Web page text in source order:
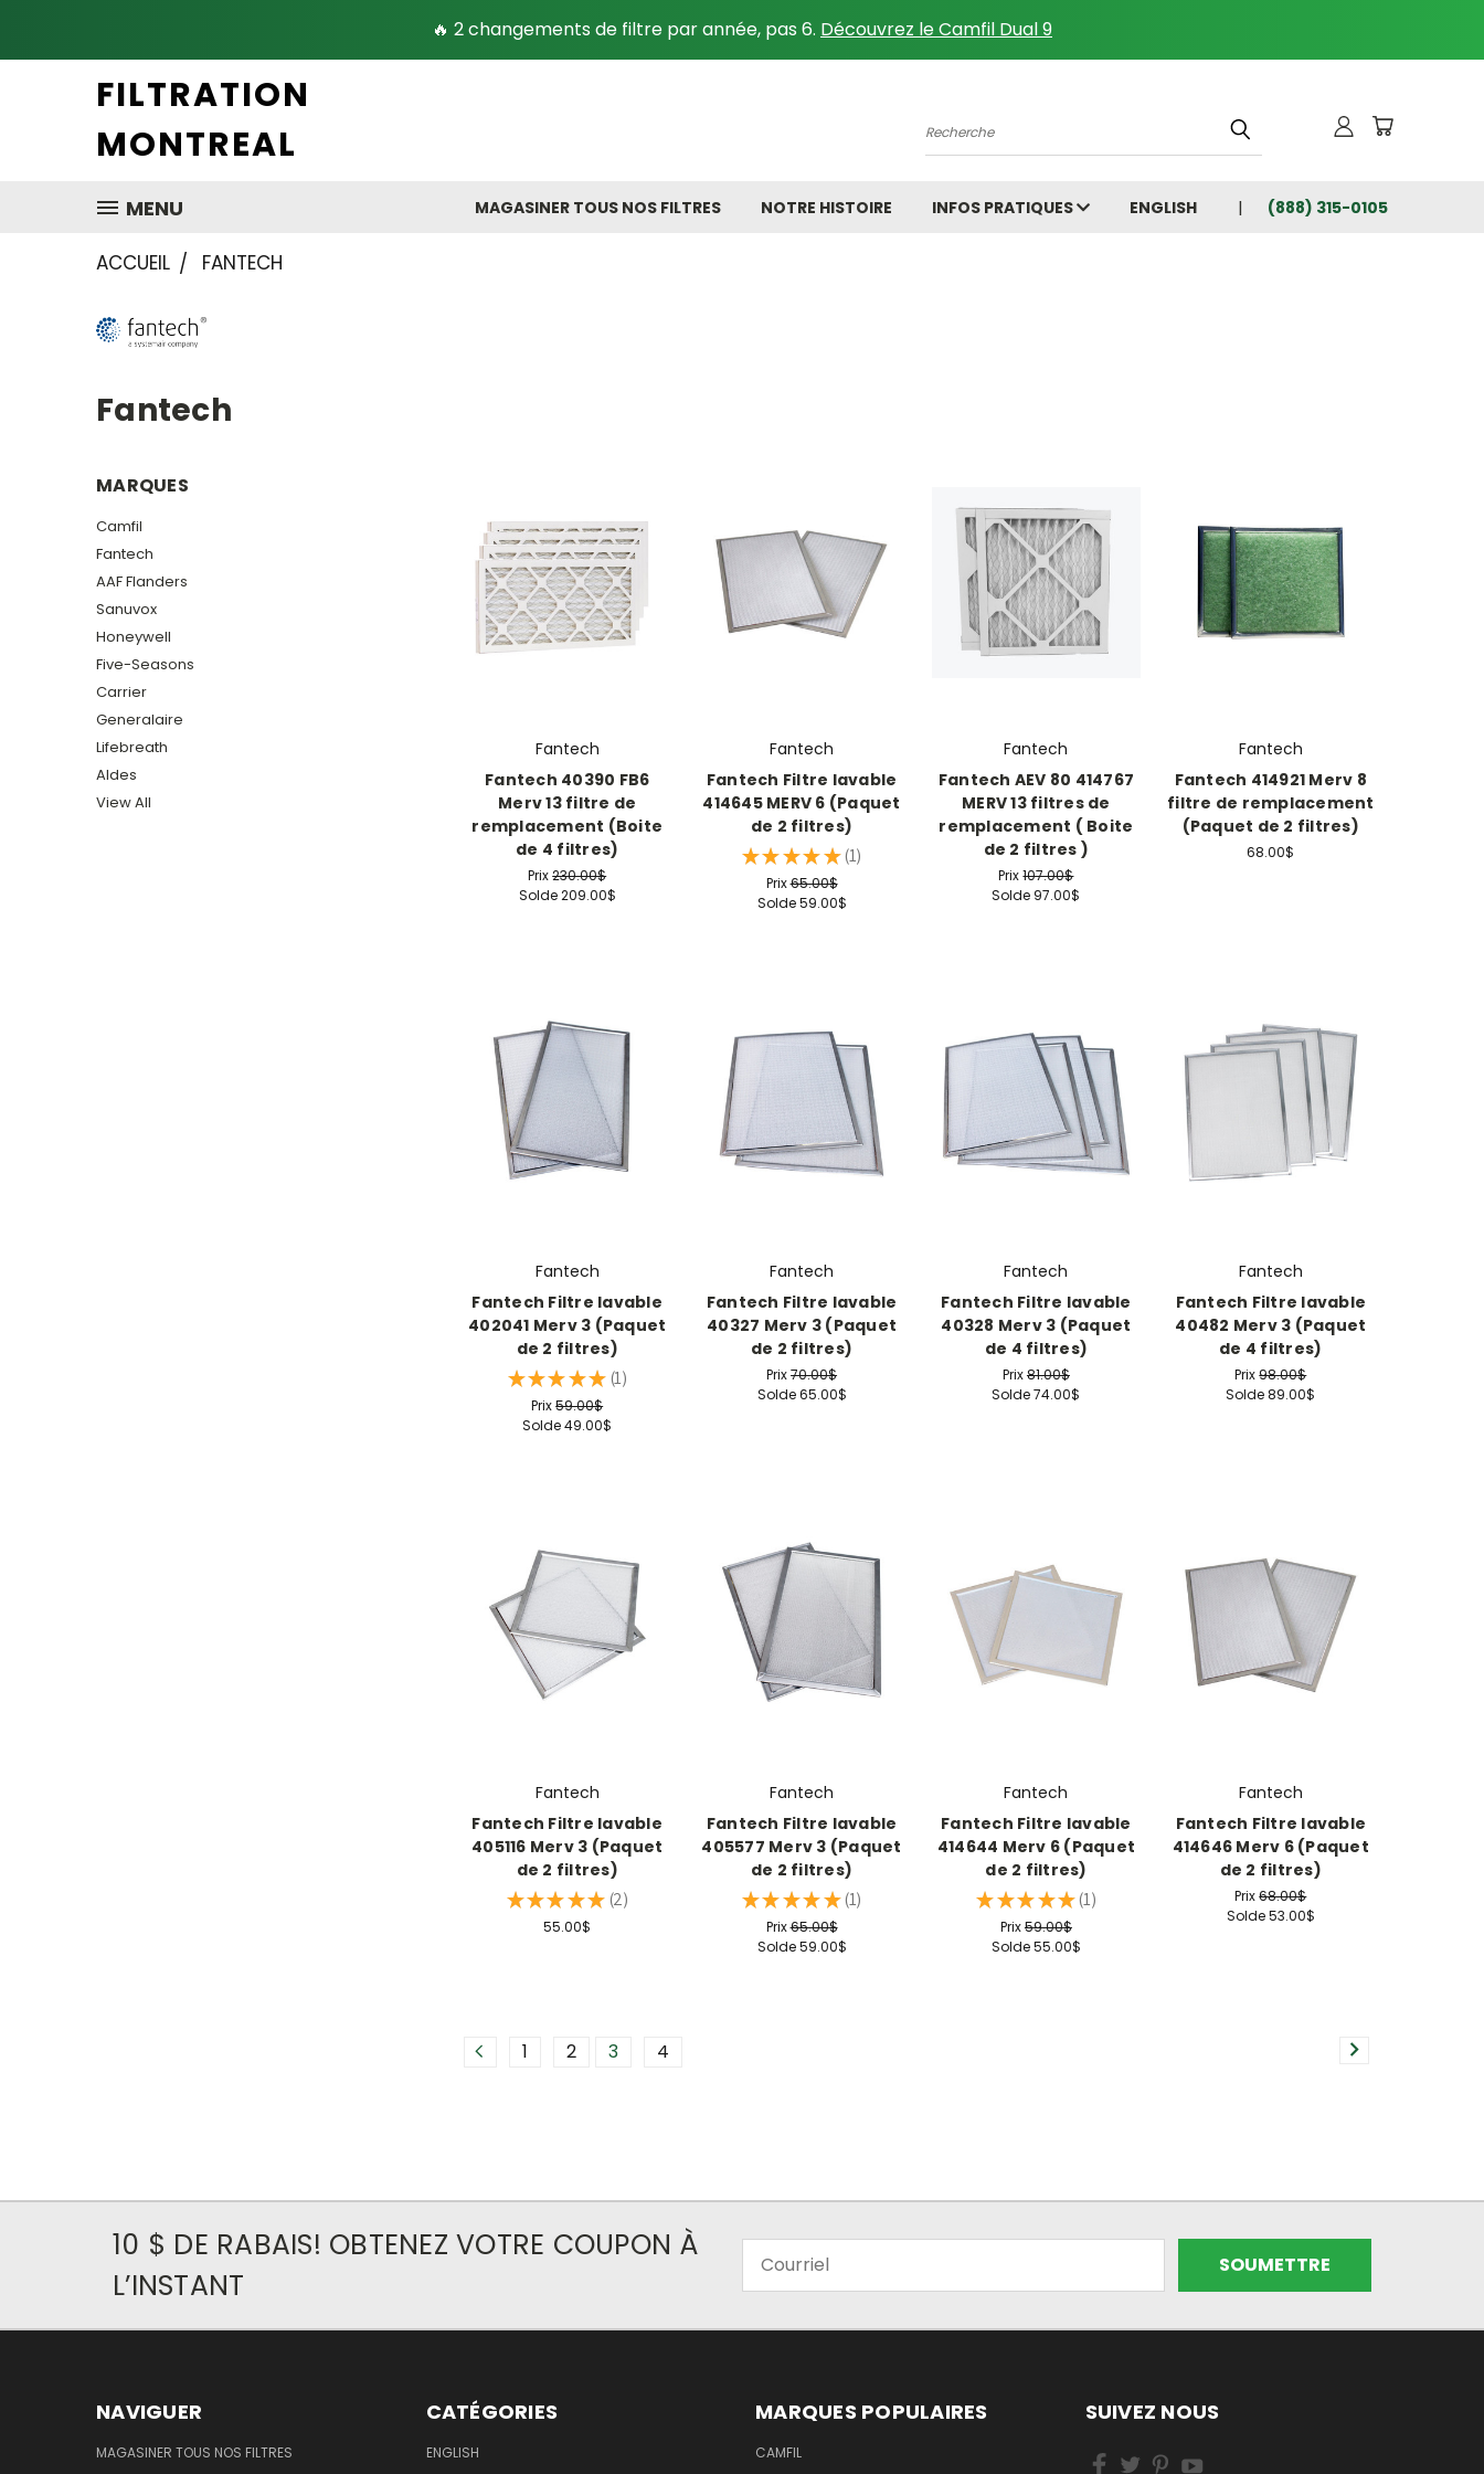
🔥 2 changements de filtre par année, pas 6. Découvrez le Camfil Dual 9
FILTRATION
MONTREAL
Recherche
MENU MAGASINER TOUS NOS FILTRES NOTRE HISTOIRE INFOS PRATIQUES ENGLISH (888) 315-0105
ACCUEIL FANTECH
Fantech
MARQUES
Camfil
Fantech
AAF Flanders
Sanuvox
Honeywell
Five-Seasons
Carrier
Generalaire
Lifebreath
Aldes
View All
Fantech
Fantech 40390 FB6
Merv 13 filtre de
remplacement (Boite
de 4 filtres)
Prix230.00$
Solde209.00$
Fantech
Fantech Filtre lavable
414645 MERV 6 (Paquet
de 2 filtres)
★ ★ ★ ★ ★ 1
1
Prix65.00$
Solde59.00$
Fantech
Fantech AEV 80 414767
MERV 13 filtres de
remplacement ( Boite
de 2 filtres )
Prix107.00$
Solde 97.00$
Fantech
Fantech 414921 Merv 8
filtre de remplacement
(Paquet de 2 filtres)
68.00$
Fantech
Fantech Filtre lavable
402041 Merv 3 (Paquet
de 2 filtres)
★ ★ ★ ★ ★ 1
1
Prix59.00$
Solde49.00$
Fantech
Fantech Filtre lavable
40327 Merv 3 (Paquet
de 2 filtres)
Prix70.00$
Solde65.00$
Fantech
Fantech Filtre lavable
40328 Merv 3 (Paquet
de 4 filtres)
Prix81.00$
Solde74.00$
Fantech
Fantech Filtre lavable
40482 Merv 3 (Paquet
de 4 filtres)
Prix98.00$
Solde89.00$
Fantech
Fantech Filtre lavable
405116 Merv 3 (Paquet
de 2 filtres)
★ ★ ★ ★ ★ 2
2
55.00$
Fantech
Fantech Filtre lavable
405577 Merv 3 (Paquet
de 2 filtres)
★ ★ ★ ★ ★ 1
1
Prix65.00$
Solde59.00$
Fantech
Fantech Filtre lavable
414644 Merv 6 (Paquet
de 2 filtres)
★ ★ ★ ★ ★ 1
1
Prix59.00$
Solde55.00$
Fantech
Fantech Filtre lavable
414646 Merv 6 (Paquet
de 2 filtres)
Prix68.00$
Solde53.00$
1 2 3 4
10 $ DE RABAIS! OBTENEZ VOTRE COUPON À
L’INSTANT
NAVIGUER
MAGASINER TOUS NOS FILTRES
CATÉGORIES
ENGLISH
MARQUES POPULAIRES
CAMFIL
SUIVEZ NOUS